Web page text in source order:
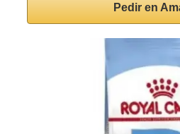
Pedir en